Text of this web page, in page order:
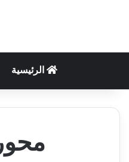
الرئيسية